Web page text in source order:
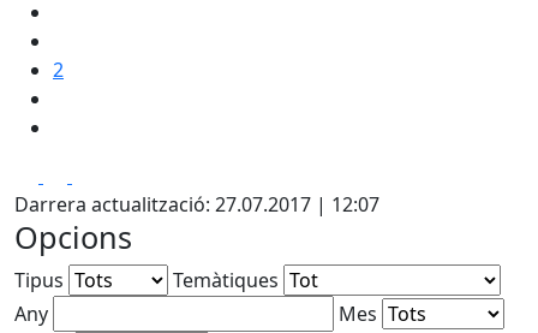
2
Darrera actualització: 27.07.2017 | 12:07
Opcions
Tipus
Temàtiques
Any
Mes